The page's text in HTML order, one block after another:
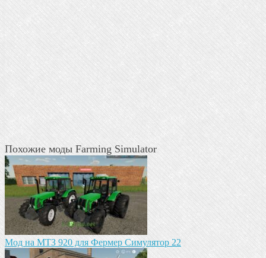
Похожие моды Farming Simulator
Мод на МТЗ 920 для Фермер Симулятор 22